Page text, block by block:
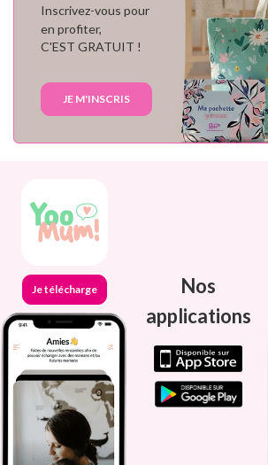
Inscrivez-vous pour
en profiter,
C'EST GRATUIT !
JE M'INSCRIS
Je télécharge
Nos
applications